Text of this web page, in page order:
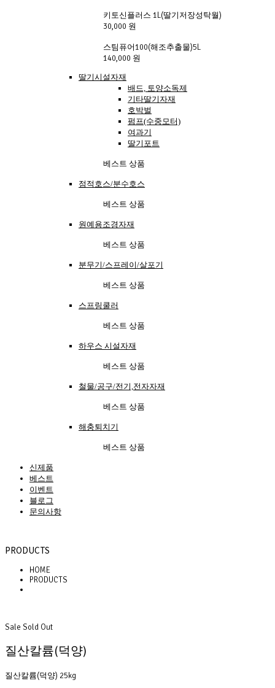
키토신플러스 1L(딸기저장성탁월)
30,000 원
스팀퓨어100(해조추출물)5L
140,000 원
딸기시설자재
배드, 토양소독제
기타딸기자재
호박벌
펌프(수중모터)
여과기
딸기포트
베스트 상품
점적호스/분수호스
베스트 상품
원예용조경자재
베스트 상품
분무기/스프레이/살포기
베스트 상품
스프링쿨러
베스트 상품
하우스 시설자재
베스트 상품
철물/공구/전기,전자자재
베스트 상품
해충퇴치기
베스트 상품
신제품
베스트
이벤트
블로그
문의사항
PRODUCTS
HOME
PRODUCTS
Sale Sold Out
질산칼륨(덕양)
질산칼륨(덕양) 25kg